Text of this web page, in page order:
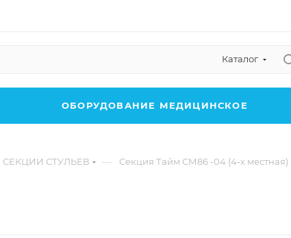
Каталог
ОБОРУДОВАНИЕ МЕДИЦИНСКОЕ
СЕКЦИИ СТУЛЬЕВ — Секция Тайм СМ86 -04 (4-х местная)